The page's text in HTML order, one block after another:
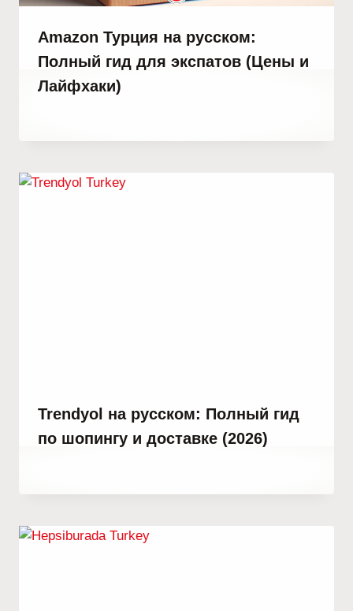
Amazon Турция на русском:
Полный гид для экспатов (Цены и
Лайфхаки)
Trendyol на русском: Полный гид
по шопингу и доставке (2026)